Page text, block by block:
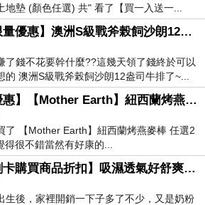
地墊 (顏色任選) 共" 看了【買一入送一...
【折價限量優惠】澳洲S級戰斧榖飼沙朗12盎司牛排 年終募集
了錢不花要幹什麼??這幾天領了錢終於可以
的 澳洲S級戰斧榖飼沙朗12盎司牛排了~...
【團購優惠】【Mother Earth】紐西蘭烤燕麥棒 任選2盒 共- 超實用精選優惠
了 【Mother Earth】紐西蘭烤燕麥棒 任選2
得很不錯當然有好康的...
【本日刷卡購買商品折扣】吸濕透氣好舒爽兒童內褲- 限定商品大力推薦
生後，家裡開銷一下子多了不少，又是奶粉